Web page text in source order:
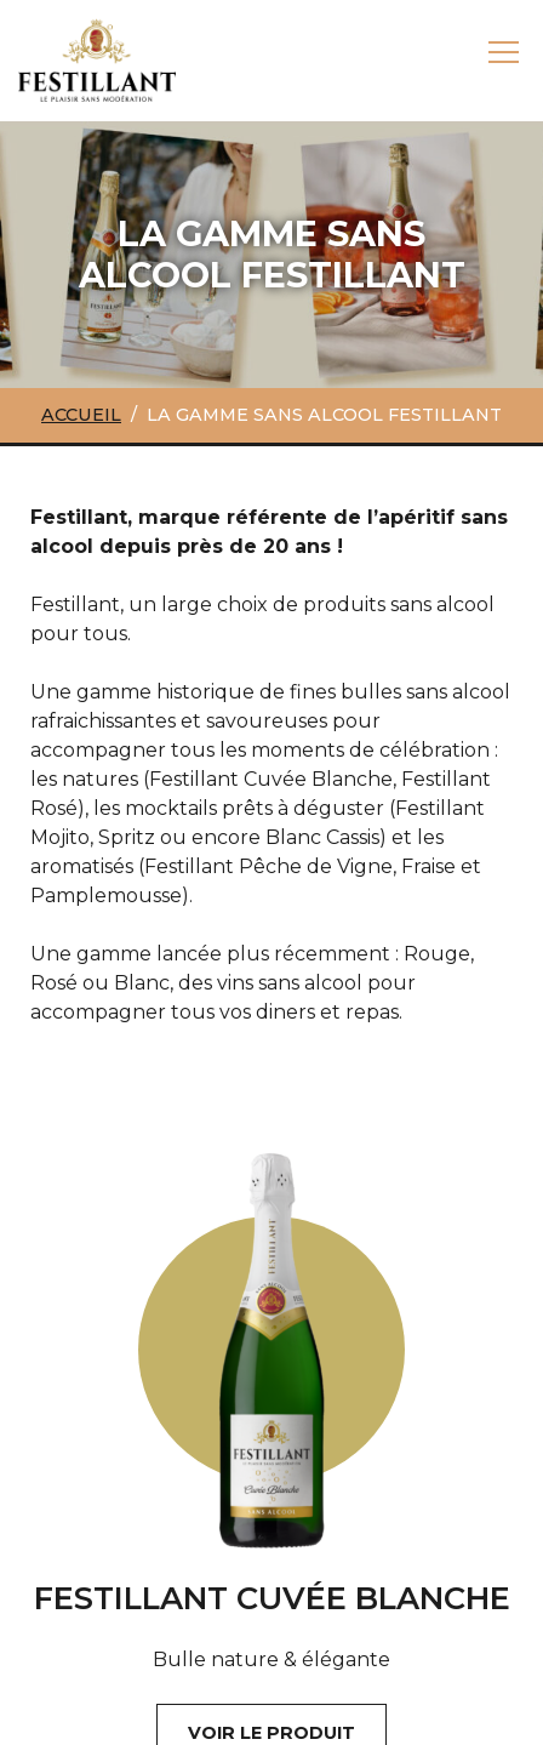
LA GAMME SANS
ALCOOL FESTILLANT
ACCUEIL LA GAMME SANS ALCOOL FESTILLANT
Festillant, marque référente de l’apéritif sans
alcool depuis près de 20 ans !
Festillant, un large choix de produits sans alcool
pour tous.
Une gamme historique de fines bulles sans alcool
rafraichissantes et savoureuses pour
accompagner tous les moments de célébration :
les natures (Festillant Cuvée Blanche, Festillant
Rosé), les mocktails prêts à déguster (Festillant
Mojito, Spritz ou encore Blanc Cassis) et les
aromatisés (Festillant Pêche de Vigne, Fraise et
Pamplemousse).
Une gamme lancée plus récemment : Rouge,
Rosé ou Blanc, des vins sans alcool pour
accompagner tous vos diners et repas.
FESTILLANT CUVÉE BLANCHE
Bulle nature & élégante
VOIR LE PRODUIT